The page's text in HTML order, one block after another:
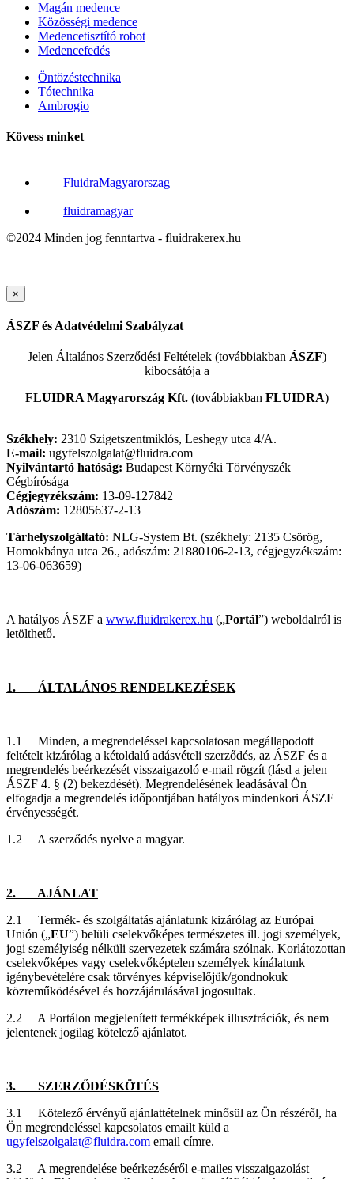
Magán medence
Közösségi medence
Medencetisztító robot
Medencefedés
Öntözéstechnika
Tótechnika
Ambrogio
Kövess minket
FluidraMagyarorszag
fluidramagyar
©2024 Minden jog fenntartva - fluidrakerex.hu
×
ÁSZF és Adatvédelmi Szabályzat
Jelen Általános Szerződési Feltételek (továbbiakban ÁSZF)
kibocsátója a
FLUIDRA Magyarország Kft. (továbbiakban FLUIDRA)
Székhely: 2310 Szigetszentmiklós, Leshegy utca 4/A.
E-mail: ugyfelszolgalat@fluidra.com
Nyilvántartó hatóság: Budapest Környéki Törvényszék
Cégbírósága
Cégjegyzékszám: 13-09-127842
Adószám: 12805637-2-13
Tárhelyszolgáltató: NLG-System Bt. (székhely: 2135 Csörög,
Homokbánya utca 26., adószám: 21880106-2-13, cégjegyzékszám:
13-06-063659)
A hatályos ÁSZF a www.fluidrakerex.hu („Portál”) weboldalról is
letölthető.
1. ÁLTALÁNOS RENDELKEZÉSEK
1.1 Minden, a megrendeléssel kapcsolatosan megállapodott
feltételt kizárólag a kétoldalú adásvételi szerződés, az ÁSZF és a
megrendelés beérkezését visszaigazoló e-mail rögzít (lásd a jelen
ÁSZF 4. § (2) bekezdését). Megrendelésének leadásával Ön
elfogadja a megrendelés időpontjában hatályos mindenkori ÁSZF
érvényességét.
1.2 A szerződés nyelve a magyar.
2. AJÁNLAT
2.1 Termék- és szolgáltatás ajánlatunk kizárólag az Európai
Unión („EU”) belüli cselekvőképes természetes ill. jogi személyek,
jogi személyiség nélküli szervezetek számára szólnak. Korlátozottan
cselekvőképes vagy cselekvőképtelen személyek kínálatunk
igénybevételére csak törvényes képviselőjük/gondnokuk
közreműködésével és hozzájárulásával jogosultak.
2.2 A Portálon megjelenített termékképek illusztrációk, és nem
jelentenek jogilag kötelező ajánlatot.
3. SZERZŐDÉSKÖTÉS
3.1 Kötelező érvényű ajánlattételnek minősül az Ön részéről, ha
Ön megrendeléssel kapcsolatos emailt küld a
ugyfelszolgalat@fluidra.com email címre.
3.2 A megrendelése beérkezéséről e-mailes visszaigazolást